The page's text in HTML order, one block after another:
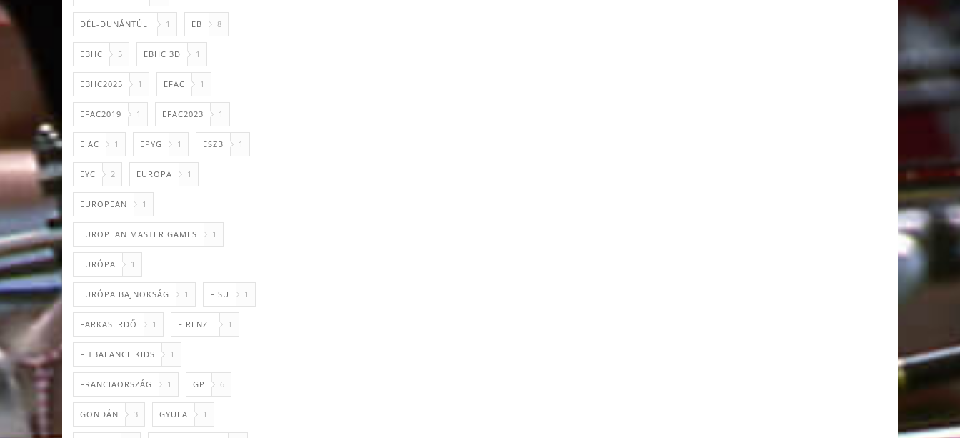
DÉL-DUNÁNTÚLI 1 EB 8
EBHC 5 EBHC 3D 1
EBHC2025 1 EFAC 1
EFAC2019 1 EFAC2023 1
EIAC 1 EPYG 1 ESZB 1
EYC 2 EUROPA 1
EUROPEAN 1
EUROPEAN MASTER GAMES 1
EURÓPA 1
EURÓPA BAJNOKSÁG 1 FISU 1
FARKASERDŐ 1 FIRENZE 1
FITBALANCE KIDS 1
FRANCIAORSZÁG 1 GP 6
GONDÁN 3 GYULA 1